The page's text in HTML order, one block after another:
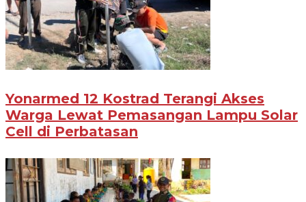
Yonarmed 12 Kostrad Terangi Akses
Warga Lewat Pemasangan Lampu Solar
Cell di Perbatasan